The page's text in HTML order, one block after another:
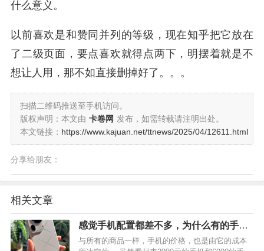
什么意义。
以前喜欢是和赞同并列的等级，现在知乎把它放在
了二级页面，要点喜欢就得点两下，明摆着就是不
想让人用，那不如直接删掉好了。。。
扫描二维码推送至手机访问。
版权声明：本文由 卡卷网 发布，如需转载请注明出处。
本文链接： https://www.kajuan.net/ttnews/2025/04/12611.html
分享给朋友：
相关文章
感觉手机配置都差不多，为什么有的手机
能卖2k-3k，而有的手机却能卖到6k-8k？
与所有的商品一样，手机的价格，也是由它的成本